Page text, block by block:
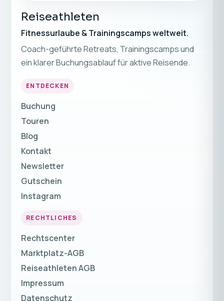
Reiseathleten
Fitnessurlaube & Trainingscamps weltweit.
Coach-geführte Retreats, Trainingscamps und
ein klarer Buchungsablauf für aktive Reisende.
ENTDECKEN
Buchung
Touren
Blog
Kontakt
Newsletter
Gutschein
Instagram
RECHTLICHES
Rechtscenter
Marktplatz-AGB
Reiseathleten AGB
Impressum
Datenschutz